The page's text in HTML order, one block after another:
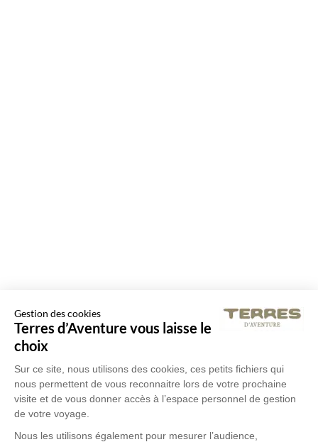
Gestion des cookies
Terres d’Aventure vous laisse le
choix
Sur ce site, nous utilisons des cookies, ces petits fichiers qui
nous permettent de vous reconnaitre lors de votre prochaine
visite et de vous donner accès à l’espace personnel de gestion
de votre voyage.
Nous les utilisons également pour mesurer l’audience,